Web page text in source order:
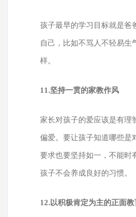
孩子最早的学习目标就是爸
自己，比如不骂人不轻易生
样。
11.坚持一贯的家教作风
家长对孩子的爱应该是有理
偏爱。要让孩子知道哪些是
要求也要坚持如一，不能时
孩子不会养成良好的习惯。
12.以积极肯定为主的正面教